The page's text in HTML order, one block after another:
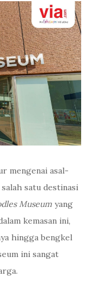
mengenai asal-
satu destinasi
Museum yang
kemasan ini,
hingga bengkel
ini sangat